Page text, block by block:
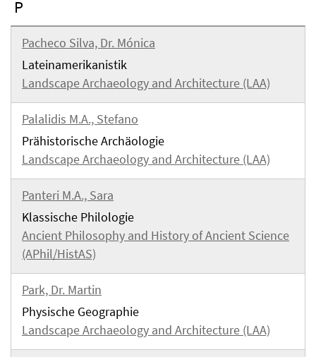
P
Pacheco Silva, Dr. Mónica
Lateinamerikanistik
Landscape Archaeology and Architecture (LAA)
Palalidis M.A., Stefano
Prähistorische Archäologie
Landscape Archaeology and Architecture (LAA)
Panteri M.A., Sara
Klassische Philologie
Ancient Philosophy and History of Ancient Science
(APhil/HistAS)
Park, Dr. Martin
Physische Geographie
Landscape Archaeology and Architecture (LAA)